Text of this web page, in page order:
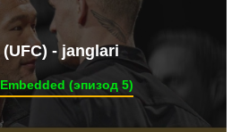
- janglari
(эпизод 5)